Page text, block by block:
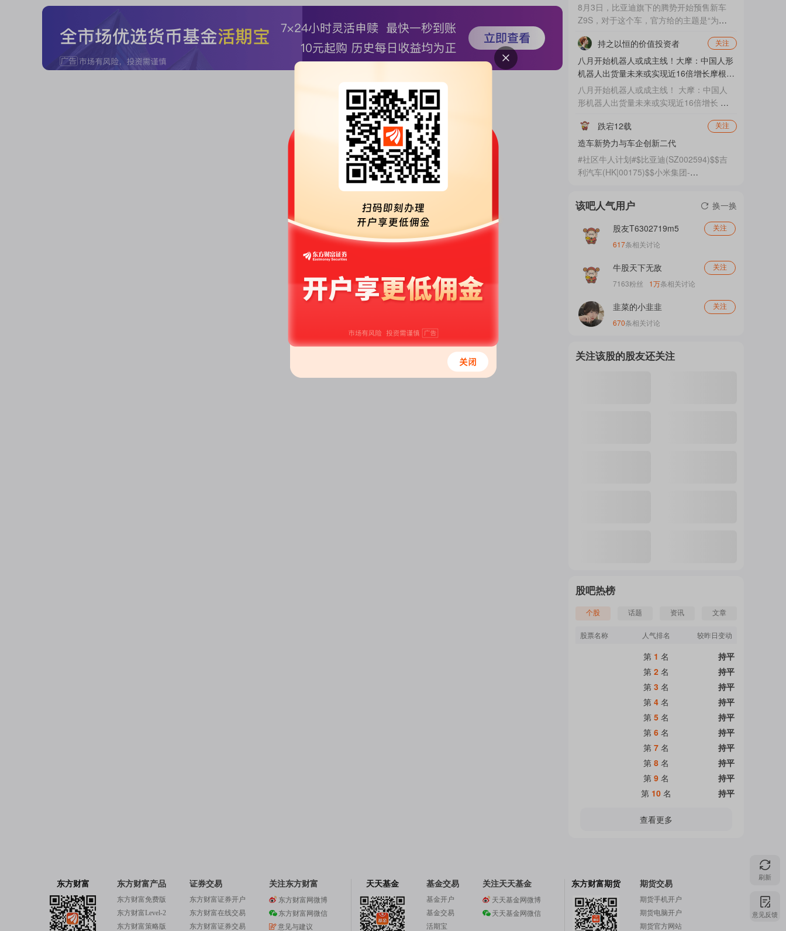
8月3日，比亚迪旗下的腾势开始预售新车
Z9S，对于这个车，官方给的主题是“为悦
一台车的预售，不如说是二代刀片电池，以
及能力的展示——在预售上官方已经发布了
价格，三台车的价格区间是31.98-38,98万
元，而其中34.98万元的中配车型，CLTC续
航里程达到了1100km。 这不是1000出
头，而是突破到了1100km，它才是真正意
义上第一次，突破了蔚来原先...
持之以恒的价值投资者 关注
八月开始机器人或成主线！大摩：中国人形
机器人出货量未来或实现近16倍增长摩根士
丹
八月开始机器人或成主线！ 大摩：中国人
形机器人出货量未来或实现近16倍增长 摩
测从2.8万台上调至5万台，并预期2030年
达44.6万台，对应年复合增长率106%。按
照这一预测，2025到2030年中国人形机器
人出货量将实现近16倍增长，复合增速超过
一倍。 2026年8月是人形机器人产业的“超
发布、资本上市、国际盛会及政...
跌宕12载 关注
造车新势力与车企创新二代
#社区牛人计划#$比亚迪(SZ002594)$$吉
利汽车(HK|00175)$$小米集团-
港股资本关注的股票。因为他们都在那儿上
市了。当新科技创新崛起时，从历史经验来
看必定有新兴公司崛起并做大做强。汽车的
电气化及智能化就是汽车新科技创新。因此
造车新势力们值得资本关注。资本逻辑就是
新势力中有可能出现汽车产...
该吧人气用户 换一换
股友T6302719m5 关注
617条相关讨论
牛股天下无敌 关注
7163粉丝 1万条相关讨论
韭菜的小韭韭 关注
670条相关讨论
关注该股的股友还关注
股吧热榜
个股 话题 资讯 文章
股票名称 人气排名 较昨日变动
第 1 名
持平
第 2 名
持平
第 3 名
持平
第 4 名
持平
第 5 名
持平
第 6 名
持平
第 7 名
持平
第 8 名
持平
第 9 名
持平
第 10 名 持平
查看更多
刷新
意见反馈
东方财富 东方财富产品
东方财富免费版
东方财富Level-2
东方财富策略版
证券交易
东方财富证券开户
东方财富在线交易
东方财富证券交易
关注东方财富
东方财富网微博
东方财富网微信
意见与建议
天天基金 基金交易
基金开户
基金交易
活期宝
关注天天基金
天天基金网微博
天天基金网微信
东方财富期货 期货交易
期货手机开户
期货电脑开户
期货官方网站